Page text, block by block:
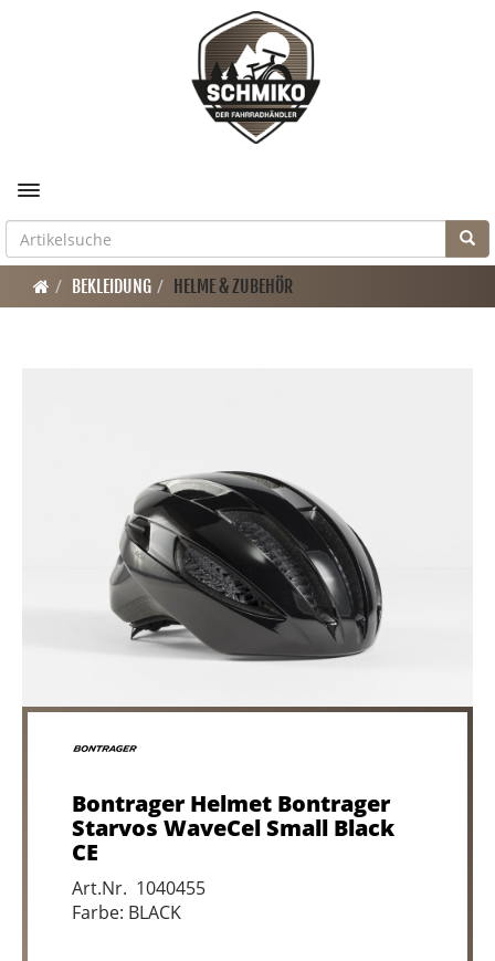
Toggle navigation
BEKLEIDUNG HELME & ZUBEHÖR
Bontrager Helmet Bontrager
Starvos WaveCel Small Black
CE
Art.Nr. 1040455
Farbe: BLACK